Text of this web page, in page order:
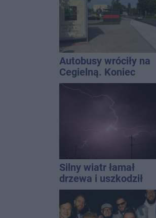
Autobusy wróciły na
Cegielną. Koniec
remontu zatok
Silny wiatr łamał
drzewa i uszkodził
dach. To nie koniec
ostrzeżeń